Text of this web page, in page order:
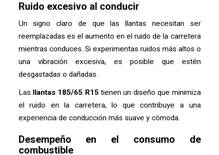
Ruido excesivo al conducir
Un signo claro de que las llantas necesitan ser
reemplazadas es el aumento en el ruido de la carretera
mientras conduces. Si experimentas ruidos más altos o
una vibración excesiva, es posible que estén
desgastadas o dañadas.
Las llantas 185/65 R15tienen un diseño que minimiza
el ruido en la carretera, lo que contribuye a una
experiencia de conducción más suave y cómoda.
Desempeño en el consumo de
combustible